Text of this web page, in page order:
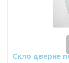
Скло дверне